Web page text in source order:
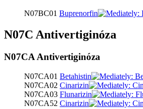
N07BC01 Buprenorfin
N07C Antivertiginóza
N07CA Antivertiginóza
N07CA01 Betahistin
N07CA02 Cinarizin
N07CA03 Flunarizin
N07CA52 Cinarizin